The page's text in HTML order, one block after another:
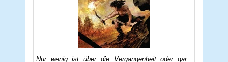
Nur wenig ist über die Vergangenheit oder gar